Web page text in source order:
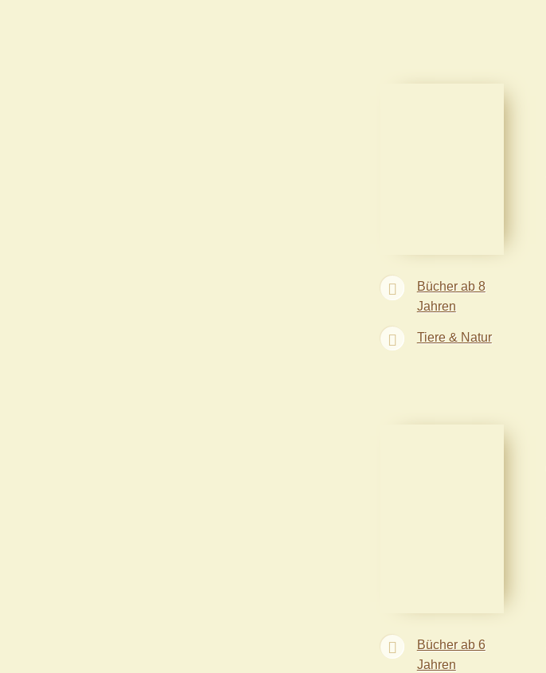
Bücher ab 8
Jahren
Tiere & Natur
Bücher ab 6
Jahren